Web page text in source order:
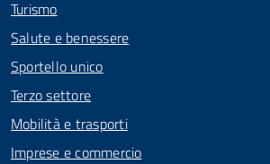
Turismo
Salute e benessere
Sportello unico
Terzo settore
Mobilità e trasporti
Imprese e commercio